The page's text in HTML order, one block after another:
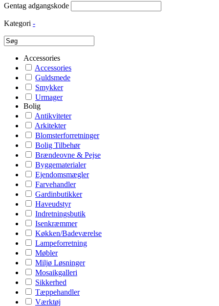
Gentag adgangskode
Kategori -
Accessories
Accessories
Guldsmede
Smykker
Urmager
Bolig
Antikviteter
Arkitekter
Blomsterforretninger
Bolig Tilbehør
Brændeovne & Pejse
Byggematerialer
Ejendomsmægler
Farvehandler
Gardinbutikker
Haveudstyr
Indretningsbutik
Isenkræmmer
Køkken/Badeværelse
Lampeforretning
Møbler
Miljø Løsninger
Mosaikgalleri
Sikkerhed
Tæppehandler
Værktøj